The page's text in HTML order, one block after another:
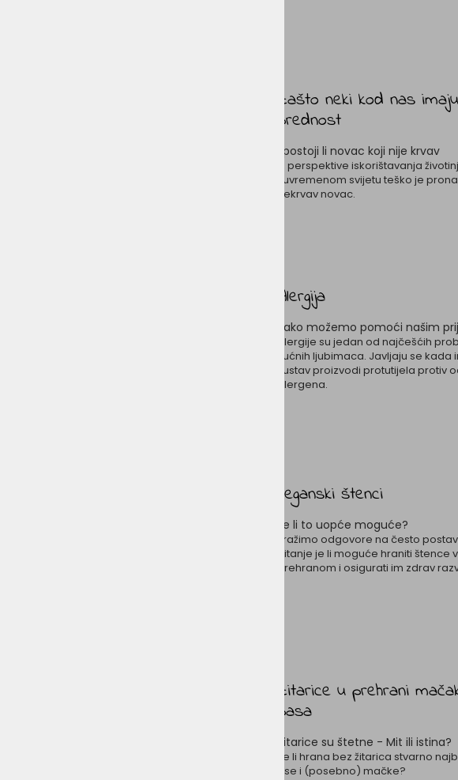
Zašto neki kod nas imaju
prednost
I postoji li novac koji nije krvav
Iz perspektive iskorištavanja
suvremenom svijetu teško je
nekrvav novac.
Alergija
Kako možemo pomoći našim
Alergije su jedan od najčešćih
kućnih ljubimaca. Javljaju se kada
sustav proizvodi protutijela protiv
alergena.
Veganski štenci
Je li to uopće moguće?
Tražimo odgovore na često
pitanje je li moguće hraniti štence
prehranom i osigurati im zdrav
Žitarice u prehrani
pasa
Žitarice su štetne - Mit ili istina?
Je li hrana bez žitarica stvarno
pse i (posebno) mačke?